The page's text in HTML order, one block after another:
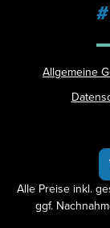
Allgemeine
Alle Preise inkl.
ggf.